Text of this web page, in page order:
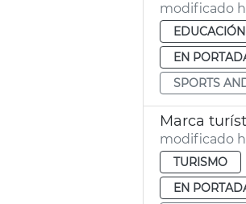
modificado
EN
SPORTS
Marca
modificado
TURISMO
EN